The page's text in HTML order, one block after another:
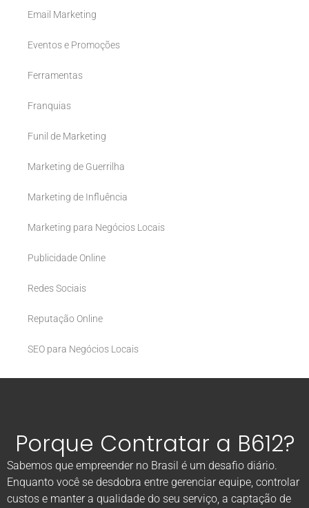
Email Marketing
Eventos e Promoções
Ferramentas
Franquias
Funil de Marketing
Marketing de Guerrilha
Marketing de Influência
Marketing para Negócios Locais
Publicidade Online
Redes Sociais
Reputação Online
SEO para Negócios Locais
Porque Contratar a B612?
Sabemos que empreender no Brasil é um desafio diário.
Enquanto você se desdobra entre gerenciar equipe, controlar
custos e manter a qualidade do seu serviço, a captação de